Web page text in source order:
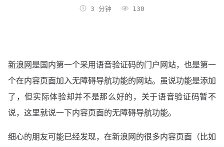
3 分钟 130
新浪网 是国内第一个采用语音验证码的门户网站，也是第一
个在内容页面加入无障碍导航功能的网站。虽说功能是添加
了，但实际体验却并不是那么好的，关于语音验证码暂不
说，这里就说一下内容页面的无障碍导航功能。
细心的朋友可能已经发现，在新浪网的很多内容页面（比如